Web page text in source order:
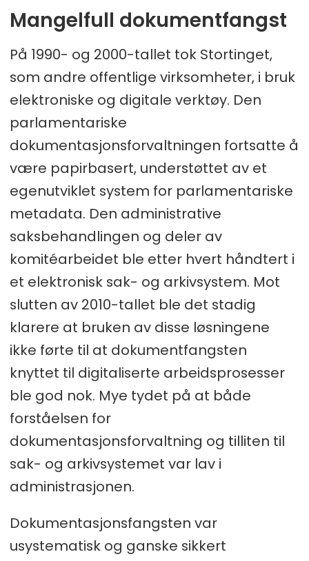
Mangelfull dokumentfangst
På 1990- og 2000-tallet tok Stortinget,
som andre offentlige virksomheter, i bruk
elektroniske og digitale verktøy. Den
parlamentariske
dokumentasjonsforvaltningen fortsatte å
være papirbasert, understøttet av et
egenutviklet system for parlamentariske
metadata. Den administrative
saksbehandlingen og deler av
komitéarbeidet ble etter hvert håndtert i
et elektronisk sak- og arkivsystem. Mot
slutten av 2010-tallet ble det stadig
klarere at bruken av disse løsningene
ikke førte til at dokumentfangsten
knyttet til digitaliserte arbeidsprosesser
ble god nok. Mye tydet på at både
forståelsen for
dokumentasjonsforvaltning og tilliten til
sak- og arkivsystemet var lav i
administrasjonen.
Dokumentasjonsfangsten var
usystematisk og ganske sikkert